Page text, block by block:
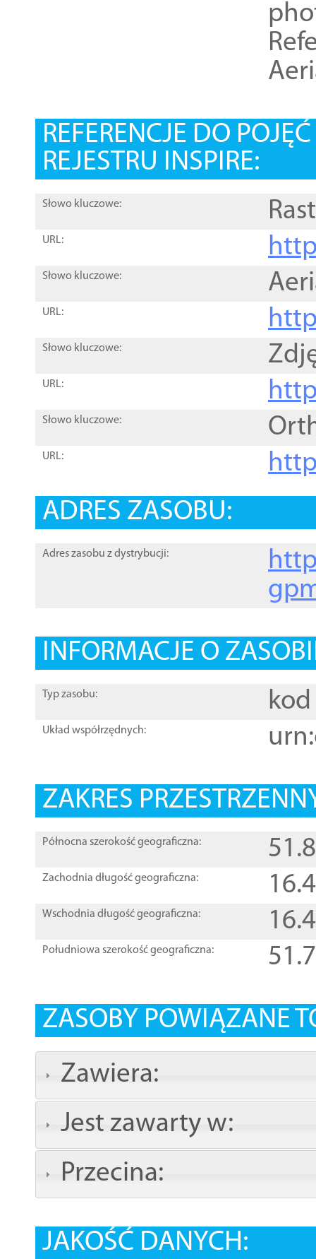
REFERENCJE DO
REJESTRU INSPIRE:
Słowo kluczowe:
URL:
Słowo kluczowe:
URL:
Słowo kluczowe:
URL:
Słowo kluczowe:
URL:
ADRES ZASOBU:
Adres zasobu z dystrybucji:
INFORMACJE O
Typ zasobu: kod
Układ współrzędnych:
ZAKRES
Północna szerokość geograficzna:
Zachodnia długość geograficzna:
Wschodnia długość geograficzna:
Południowa szerokość geograficzna:
ZASOBY POWIĄZANE
Zawiera:
Jest zawarty w:
Przecina:
JAKOŚĆ DANYCH: